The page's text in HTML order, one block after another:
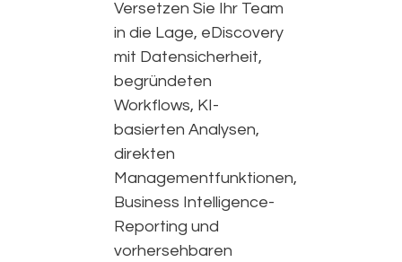
Versetzen Sie Ihr Team
in die Lage, eDiscovery
mit Datensicherheit,
begründeten
Workflows, KI-
basierten Analysen,
direkten
Managementfunktionen,
Business Intelligence-
Reporting und
vorhersehbaren